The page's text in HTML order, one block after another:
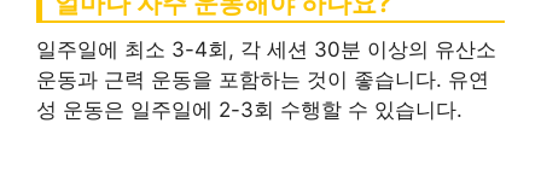
일주일에 최소 3-4회, 각 세션 30분 이상의 유산소
운동과 근력 운동을 포함하는 것이 좋습니다. 유연
성 운동은 일주일에 2-3회 수행할 수 있습니다.